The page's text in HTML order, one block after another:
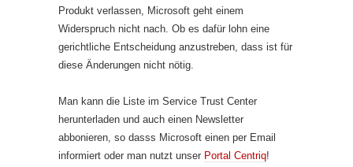
Produkt verlassen, Microsoft geht einem
Widerspruch nicht nach. Ob es dafür lohn eine
gerichtliche Entscheidung anzustreben, dass ist für
diese Änderungen nicht nötig.
Man kann die Liste im Service Trust Center
herunterladen und auch einen Newsletter
abbonieren, so dasss Microsoft einen per Email
informiert oder man nutzt unser Portal Centriq!